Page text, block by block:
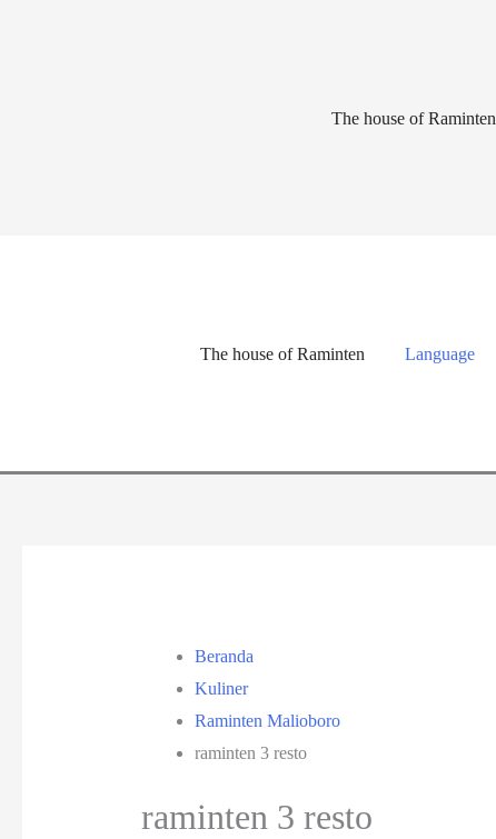
The house of Raminten
The house of Raminten Language
Beranda
Kuliner
Raminten Malioboro
raminten 3 resto
raminten 3 resto